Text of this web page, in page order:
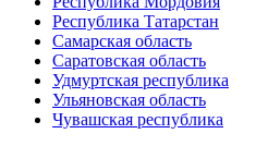
Республика Татарстан
Самарская область
Саратовская область
Удмуртская республика
Ульяновская область
Чувашская республика